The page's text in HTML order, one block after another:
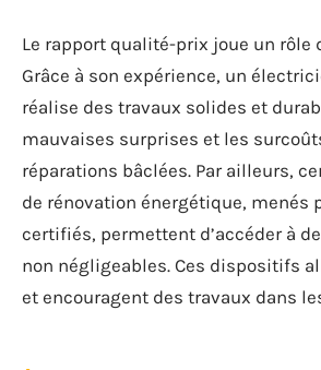
Le rapport qualité-prix joue un rôle
Grâce à son expérience, un
réalise des travaux solides et
mauvaises surprises et les
réparations bâclées. Par ailleurs,
de rénovation énergétique, menés
certifiés, permettent d’accéder à
non négligeables. Ces dispositifs
et encouragent des travaux dans